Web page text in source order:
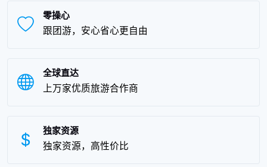
零操心
跟团游，安心省心更自由
全球直达
上万家优质旅游合作商
独家资源
独家资源，高性价比